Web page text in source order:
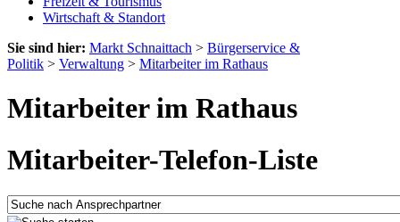
Wirtschaft & Standort
Sie sind hier: Markt Schnaittach > Bürgerservice &
Politik > Verwaltung > Mitarbeiter im Rathaus
Mitarbeiter im Rathaus
Mitarbeiter-Telefon-Liste